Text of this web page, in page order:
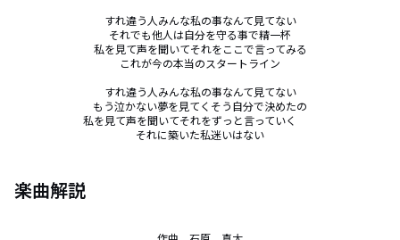
すれ違う人みんな私の事なんて見てない
それでも他人は自分を守る事で精一杯
私を見て声を聞いてそれをここで言ってみる
これが今の本当のスタートライン
すれ違う人みんな私の事なんて見てない
もう泣かない夢を見てくそう自分で決めたの
私を見て声を聞いてそれをずっと言っていく
それに築いた私迷いはない
楽曲解説